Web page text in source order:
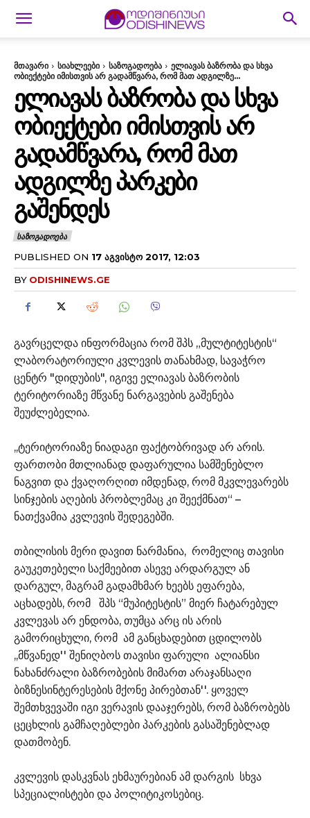
მთავარი სიახლეები საზოგადოება
ელიავას ბაზრობა და სხვა
ობიექტები იმისთვის არ გადამწვარა, რომ მათ ადგილზე...
ᲔᲚᲘᲐᲕᲐᲡ ᲑᲐᲖᲠᲝᲑᲐ ᲓᲐ ᲡᲮᲕᲐ
ᲝᲑᲘᲔᲥᲢᲔᲑᲘ ᲘᲛᲘᲡᲗᲕᲘᲡ ᲐᲠ
ᲒᲐᲓᲐᲛᲬᲕᲐᲠᲐ, ᲠᲝᲛ ᲛᲐᲗ
ᲐᲓᲒᲘᲚᲖᲔ ᲞᲐᲠᲙᲔᲑᲘ
ᲒᲐᲨᲔᲜᲓᲔᲡ
ᲡᲐᲖᲝᲒᲐᲓᲝᲔᲑᲐ
PUBLISHED ON 17 ᲐᲒᲕᲘᲡᲢᲝ 2017, 12:03
BY ODISHINEWS.GE
გავრცელდა ინფორმაცია რომ შპს „მულტიტესტის“
ლაბორატორიული კვლევის თანახმად, სავაჭრო
ცენტრ "დიდუბის", იგივე ელიავას ბაზრობის
ტერიტორიაზე მწვანე ნარგავების გაშენება
შეუძლებელია.
,,ტერიტორიაზე ნიადაგი ფაქტობრივად არ არის.
ფართობი მთლიანად დაფარულია სამშენებლო
ნაგვით და ქვაღორღით იმდენად, რომ მკვლევარებს
სინჯების აღების პრობლემაც კი შეექმნათ“ –
ნათქვამია კვლევის შედეგებში.
თბილისის მერი დავით ნარმანია, რომელიც თავისი
გაუკეთებელი საქმეებით ასევე არდარგულ ან
დარგულ, მაგრამ გადამხმარ ხეებს ეფარება,
აცხადებს, რომ შპს “მუპიტესტის” მიერ ჩატარებულ
კვლევას არ ენდობა, თუმცა არც ის არის
გამორიცხული, რომ ამ განცხადებით ცდილობს
,,მწვანედ'' შენიღბოს თავისი ფარული ალიანსი
ნახანძრალი ბაზრობების მიმართ არაჯანსაღი
ბიზნესინტერესების მქონე პირებთან''. ყოველ
შემთხვევაში იგი ვერავის დააჯერებს, რომ ბაზრობებს
ცეცხლის გამჩაღებლები პარკების გასაშენებლად
დათმობენ.
კვლევის დასკვნას ეხმაურებიან ამ დარგის სხვა
სპეციალისტები და პოლიტიკოსებიც.